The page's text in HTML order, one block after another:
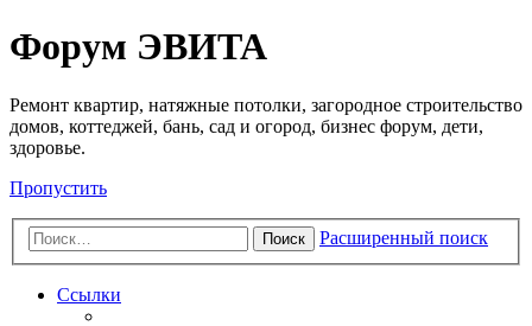
Регистрация
Форум ЭВИТА
Ремонт квартир, натяжные потолки, загородное строительство
домов, коттеджей, бань, сад и огород, бизнес форум, дети,
здоровье.
Пропустить
Поиск Расширенный поиск
Ссылки